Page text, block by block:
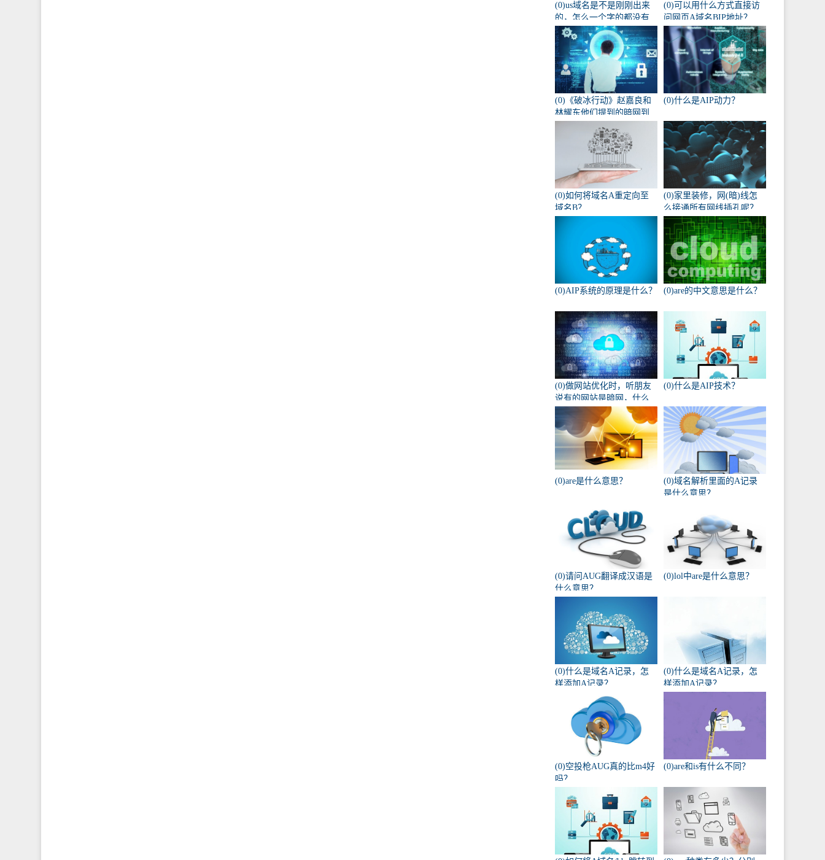
(0)us域名是不是刚刚出来
的，怎么一个字的都没有
人注册阿？
(0)可以用什么方式直接访
问网页A域名BIP地址？
(0)《破冰行动》赵嘉良和
林耀东他们提到的暗网到
(0)什么是AIP动力？
(0)如何将域名A重定向至
域名B？
(0)家里装修，网(暗)线怎
么接通所有网线插孔呢？
(0)AIP系统的原理是什么？ (0)are的中文意思是什么？
(0)做网站优化时，听朋友
说有的网站是暗网，什么
叫暗网啊？
(0)什么是AIP技术？
(0)are是什么意思？
(0)域名解析里面的A记录
是什么意思？
(0)请问AUG翻译成汉语是
什么意思？
(0)lol中are是什么意思？
(0)什么是域名A记录，怎
样添加A记录？
(0)什么是域名A记录，怎
样添加A记录？
(0)空投枪AUG真的比m4好
吗？
(0)are和is有什么不同？